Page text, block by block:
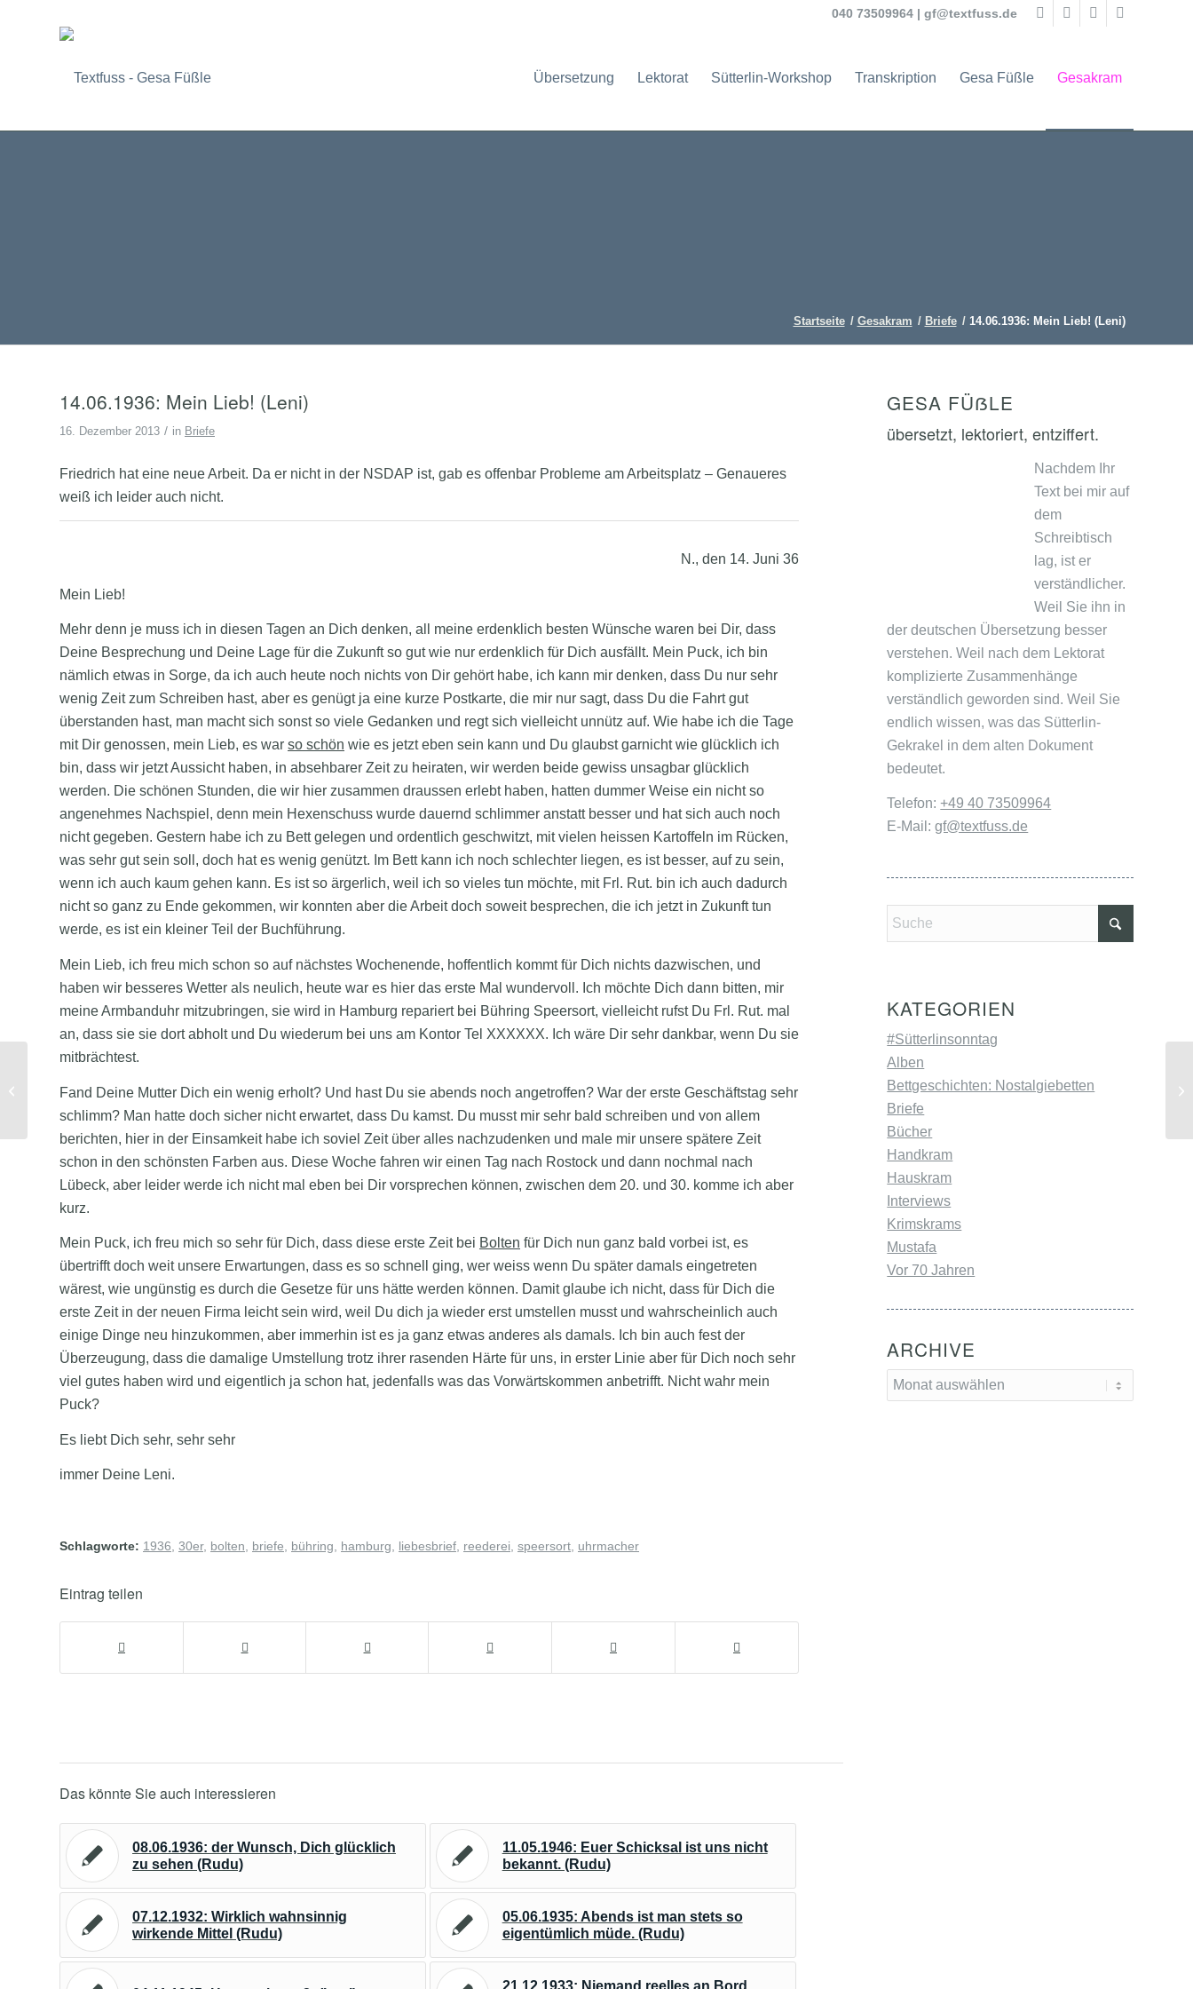
040 73509964 | gf@textfuss.de
Übersetzung Lektorat Sütterlin-Workshop Transkription Gesa Füßle Gesakram
Startseite / Gesakram / Briefe / 14.06.1936: Mein Lieb! (Leni)
14.06.1936: Mein Lieb! (Leni)
16. Dezember 2013 / in Briefe
Friedrich hat eine neue Arbeit. Da er nicht in der NSDAP ist, gab es offenbar Probleme am Arbeitsplatz – Genaueres
weiß ich leider auch nicht.
N., den 14. Juni 36
Mein Lieb!
Mehr denn je muss ich in diesen Tagen an Dich denken, all meine erdenklich besten Wünsche waren bei Dir, dass
Deine Besprechung und Deine Lage für die Zukunft so gut wie nur erdenklich für Dich ausfällt. Mein Puck, ich bin
nämlich etwas in Sorge, da ich auch heute noch nichts von Dir gehört habe, ich kann mir denken, dass Du nur sehr
wenig Zeit zum Schreiben hast, aber es genügt ja eine kurze Postkarte, die mir nur sagt, dass Du die Fahrt gut
überstanden hast, man macht sich sonst so viele Gedanken und regt sich vielleicht unnütz auf. Wie habe ich die Tage
mit Dir genossen, mein Lieb, es war so schön wie es jetzt eben sein kann und Du glaubst garnicht wie glücklich ich
bin, dass wir jetzt Aussicht haben, in absehbarer Zeit zu heiraten, wir werden beide gewiss unsagbar glücklich
werden. Die schönen Stunden, die wir hier zusammen draussen erlebt haben, hatten dummer Weise ein nicht so
angenehmes Nachspiel, denn mein Hexenschuss wurde dauernd schlimmer anstatt besser und hat sich auch noch
nicht gegeben. Gestern habe ich zu Bett gelegen und ordentlich geschwitzt, mit vielen heissen Kartoffeln im Rücken,
was sehr gut sein soll, doch hat es wenig genützt. Im Bett kann ich noch schlechter liegen, es ist besser, auf zu sein,
wenn ich auch kaum gehen kann. Es ist so ärgerlich, weil ich so vieles tun möchte, mit Frl. Rut. bin ich auch dadurch
nicht so ganz zu Ende gekommen, wir konnten aber die Arbeit doch soweit besprechen, die ich jetzt in Zukunft tun
werde, es ist ein kleiner Teil der Buchführung.
Mein Lieb, ich freu mich schon so auf nächstes Wochenende, hoffentlich kommt für Dich nichts dazwischen, und
haben wir besseres Wetter als neulich, heute war es hier das erste Mal wundervoll. Ich möchte Dich dann bitten, mir
meine Armbanduhr mitzubringen, sie wird in Hamburg repariert bei Bühring Speersort, vielleicht rufst Du Frl. Rut. mal
an, dass sie sie dort abholt und Du wiederum bei uns am Kontor Tel XXXXXX. Ich wäre Dir sehr dankbar, wenn Du sie
mitbrächtest.
Fand Deine Mutter Dich ein wenig erholt? Und hast Du sie abends noch angetroffen? War der erste Geschäftstag sehr
schlimm? Man hatte doch sicher nicht erwartet, dass Du kamst. Du musst mir sehr bald schreiben und von allem
berichten, hier in der Einsamkeit habe ich soviel Zeit über alles nachzudenken und male mir unsere spätere Zeit
schon in den schönsten Farben aus. Diese Woche fahren wir einen Tag nach Rostock und dann nochmal nach
Lübeck, aber leider werde ich nicht mal eben bei Dir vorsprechen können, zwischen dem 20. und 30. komme ich aber
kurz.
Mein Puck, ich freu mich so sehr für Dich, dass diese erste Zeit bei Bolten für Dich nun ganz bald vorbei ist, es
übertrifft doch weit unsere Erwartungen, dass es so schnell ging, wer weiss wenn Du später damals eingetreten
wärest, wie ungünstig es durch die Gesetze für uns hätte werden können. Damit glaube ich nicht, dass für Dich die
erste Zeit in der neuen Firma leicht sein wird, weil Du dich ja wieder erst umstellen musst und wahrscheinlich auch
einige Dinge neu hinzukommen, aber immerhin ist es ja ganz etwas anderes als damals. Ich bin auch fest der
Überzeugung, dass die damalige Umstellung trotz ihrer rasenden Härte für uns, in erster Linie aber für Dich noch sehr
viel gutes haben wird und eigentlich ja schon hat, jedenfalls was das Vorwärtskommen anbetrifft. Nicht wahr mein
Puck?
Es liebt Dich sehr, sehr sehr
immer Deine Leni.
Schlagworte: 1936 30er, bolten briefe bühring hamburg liebesbrief reederei speersort uhrmacher
Eintrag teilen
Das könnte Sie auch interessieren
08.06.1936: der Wunsch, Dich glücklich
zu sehen (Rudu)
11.05.1946: Euer Schicksal ist uns nicht
bekannt. (Rudu)
07.12.1932: Wirklich wahnsinnig
wirkende Mittel (Rudu)
05.06.1935: Abends ist man stets so
eigentümlich müde. (Rudu)
21.12.1933: Niemand reelles an Bord
GESA FÜẞLE
übersetzt, lektoriert, entziffert.
Nachdem Ihr
Text bei mir auf
dem
Schreibtisch
lag, ist er
verständlicher.
Weil Sie ihn in
der deutschen Übersetzung besser
verstehen. Weil nach dem Lektorat
komplizierte Zusammenhänge
verständlich geworden sind. Weil Sie
endlich wissen, was das Sütterlin-
Gekrakel in dem alten Dokument
bedeutet.
Telefon:+49 40 73509964
E-Mail:gf@textfuss.de
KATEGORIEN
#Sütterlinsonntag
Alben
Bettgeschichten: Nostalgiebetten
Briefe
Bücher
Handkram
Hauskram
Interviews
Krimskrams
Mustafa
Vor 70 Jahren
ARCHIVE